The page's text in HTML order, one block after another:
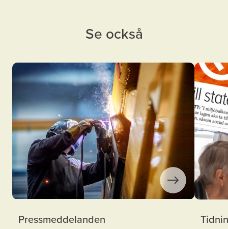
Se också
Pressmeddelanden